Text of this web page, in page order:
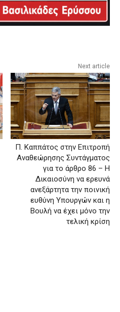
Next article
Π. Καππάτος στην Επιτροπή
Αναθεώρησης Συντάγματος
για το άρθρο 86 – Η
Δικαιοσύνη να ερευνά
ανεξάρτητα την ποινική
ευθύνη Υπουργών και η
Βουλή να έχει μόνο την
τελική κρίση